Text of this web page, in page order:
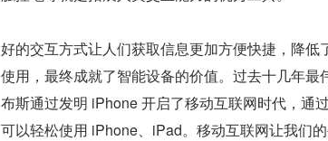
好的交互方式让人们获取信息更加方便快捷，降
使用，最终成就了智能设备的价值。过去十几年
布斯通过发明 iPhone 开启了移动互联网时代，通
可以轻松使用 iPhone、iPad。移动互联网让我们